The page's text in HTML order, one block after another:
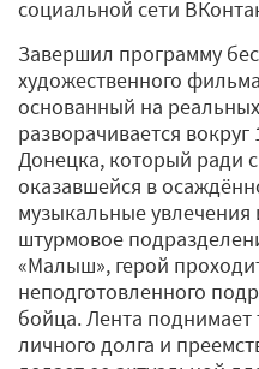
социальной сети
Завершил программу
художественного
основанный на
разворачивается
Донецка, который ради
оказавшейся в
музыкальные увлечения
штурмовое
«Малыш», герой
неподготовленного
бойца. Лента
личного долга и